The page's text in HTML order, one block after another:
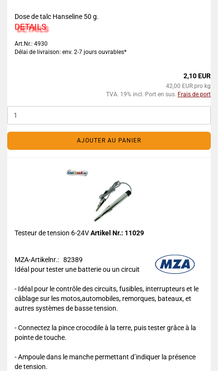
Dose de talc Hanseline 50 g.
DETAILS
Art.Nr.: 4930
Délai de livraison: env. 2-7 jours ouvrables*
2,10 EUR
42,00 EUR pro kg
TVA. 19% incl. Port en sus. Frais de port
AJOUTER AU PANIER
Testeur de tension 6-24VArtikel Nr.: 11029
MZA-Artikelnr.: 82389
Idéal pour tester une batterie ou un circuit
- Idéal pour le contrôle des circuits, fusibles, interrupteurs et le
câblage sur les motos,automobiles, remorques, bateaux, et
autres systèmes de basse tension.
- Connectez la pince crocodile à la terre, puis tester grâce à la
pointe de touche.
- Ampoule dans le manche permettant d’indiquer la présence
de tension.